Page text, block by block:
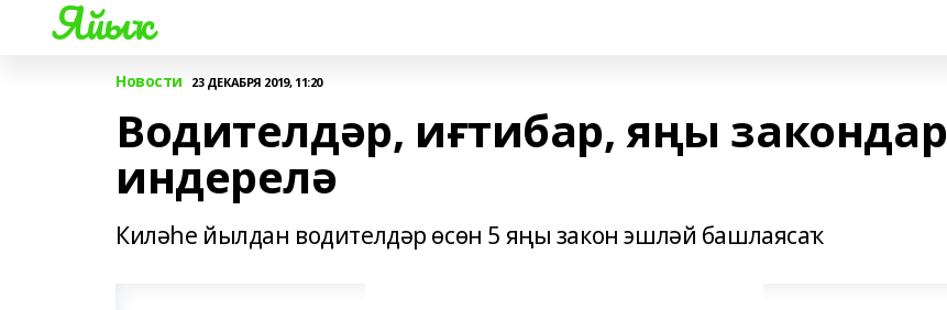
Яйыҡ
Новости 23 ДЕКАБРЯ 2019, 11:20
Водителдәр, иғтибар, яңы закондар
индерелә
Киләһе йылдан водителдәр өсөн 5 яңы закон эшләй башлаясаҡ